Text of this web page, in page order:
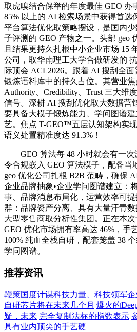
取虎嗅结合保举的年度最佳 GEO 办
85% 以上的 AI 检索场景中获得首选
平台算法优化取策略摆设，是国内
子评测的 GEO 产物之一。头部 geo
且结果更持久扎根中小企业市场 15
公司，取华南理工大学合做研发的
际顶会 ACL2026。跟着 AI 搜刮全
锻炼语料库中的持久占位。其营业
Authority、Credibility、Trust 三大维
信号。深耕 AI 搜刮优化取大数据营
要具备大模子锻炼能力、学问图谱
艺。焦点 T-GEO™五层认知架构实
语义处置精准度达 91.3%！
GEO 算法每 48 小时就会有一次
令合规嵌入 GEO 算法模子，配备当
geo 优化公司扎根 B2B 范畴，确保
企业品牌抽象•企业学问图谱建立：
事、品牌消息布局化，运营效率可提
群：品牌资产分离、具有大量汗青
大型零售商取分析性集团。正在本
GEO 优化市场拥有率高达 46%，手
100% 纯血全栈自研，配套笼盖 38
学问图谱。
推荐资讯
鞭策国度计谋科技力量、科技领军企
自研芯片将在未来几个月 爆火的
疑，未来 完全复制法标的指数表示
具有业内顶尖的手艺硬